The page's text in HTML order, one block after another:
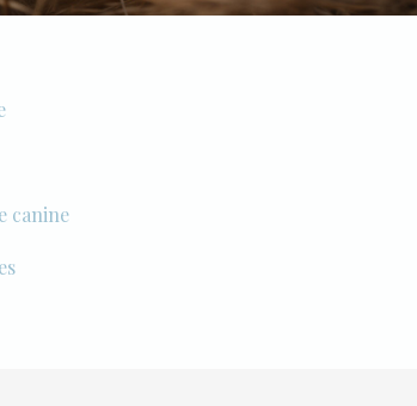
canine